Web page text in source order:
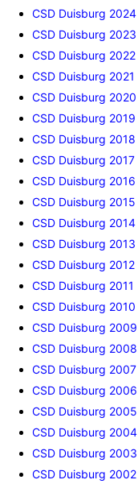
CSD Duisburg 2024
CSD Duisburg 2023
CSD Duisburg 2022
CSD Duisburg 2021
CSD Duisburg 2020
CSD Duisburg 2019
CSD Duisburg 2018
CSD Duisburg 2017
CSD Duisburg 2016
CSD Duisburg 2015
CSD Duisburg 2014
CSD Duisburg 2013
CSD Duisburg 2012
CSD Duisburg 2011
CSD Duisburg 2010
CSD Duisburg 2009
CSD Duisburg 2008
CSD Duisburg 2007
CSD Duisburg 2006
CSD Duisburg 2005
CSD Duisburg 2004
CSD Duisburg 2003
CSD Duisburg 2002